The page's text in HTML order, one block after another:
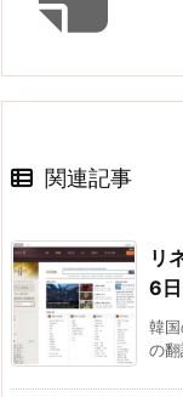
関連記事
リ
6日
韓
の